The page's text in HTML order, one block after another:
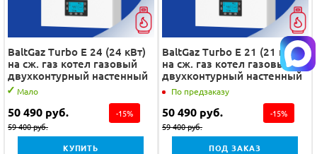
BaltGaz Turbo E 24 (24 кВт)
на сж. газ котел газовый
двухконтурный настенный
Мало
50 490 руб.
59 400руб.
-15%
КУПИТЬ
BaltGaz Turbo E 21 (21 кВт)
на сж. газ котел газовый
двухконтурный настенный
По предзаказу
50 490 руб.
59 400руб.
-15%
ПОД ЗАКАЗ